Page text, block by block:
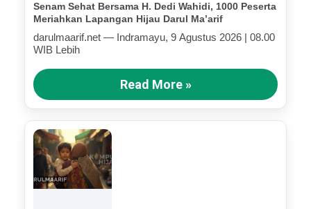
Senam Sehat Bersama H. Dedi Wahidi, 1000 Peserta
Meriahkan Lapangan Hijau Darul Ma’arif
darulmaarif.net — Indramayu, 9 Agustus 2026 | 08.00
WIB Lebih
Read More »